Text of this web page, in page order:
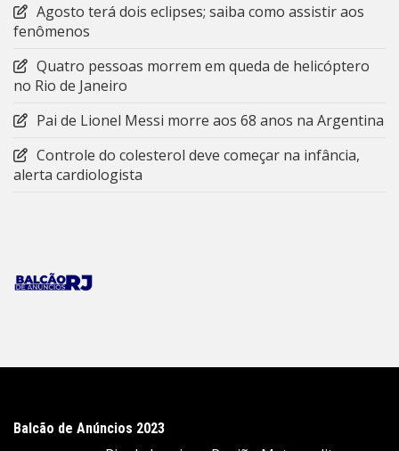
Agosto terá dois eclipses; saiba como assistir aos
fenômenos
Quatro pessoas morrem em queda de helicóptero
no Rio de Janeiro
Pai de Lionel Messi morre aos 68 anos na Argentina
Controle do colesterol deve começar na infância,
alerta cardiologista
Balcão de Anúncios 2023